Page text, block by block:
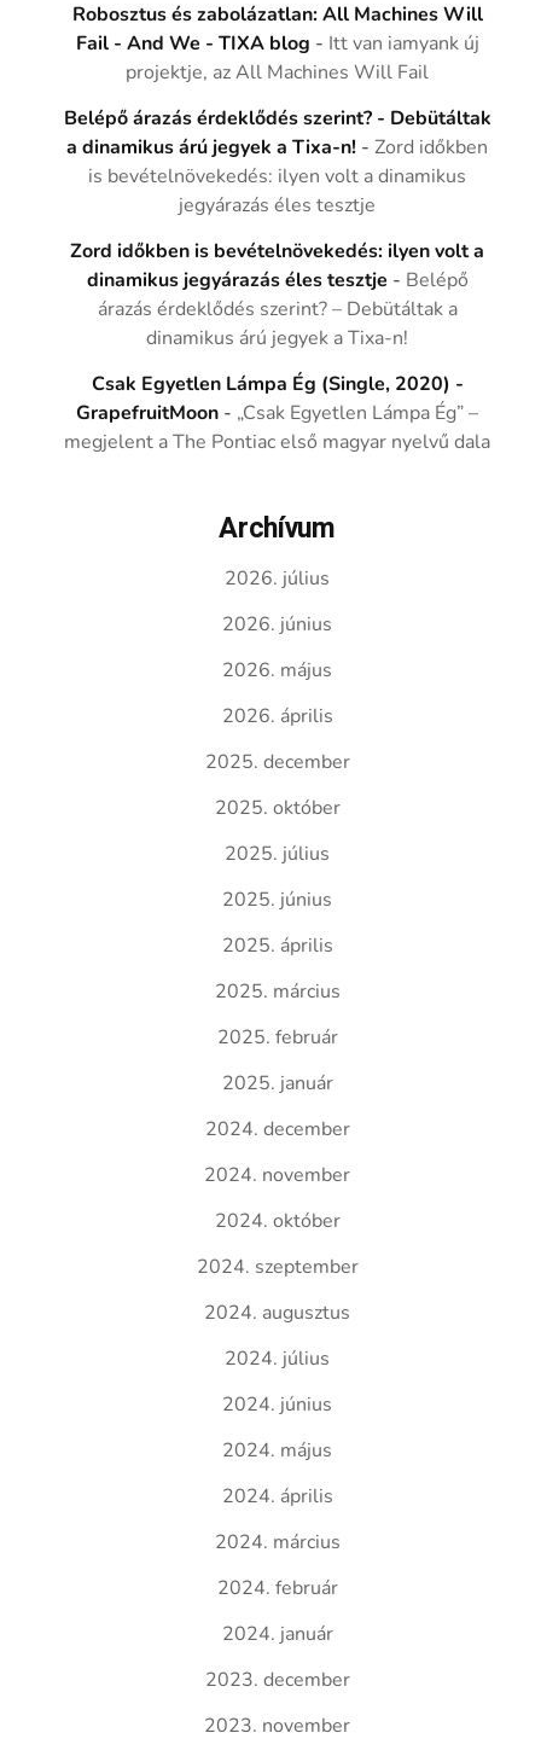
Robosztus és zabolázatlan: All Machines Will
Fail - And We - TIXA blog - Itt van iamyank új
projektje, az All Machines Will Fail
Belépő árazás érdeklődés szerint? - Debütáltak
a dinamikus árú jegyek a Tixa-n! -Zord időkben
is bevételnövekedés: ilyen volt a dinamikus
jegyárazás éles tesztje
Zord időkben is bevételnövekedés: ilyen volt a
dinamikus jegyárazás éles tesztje - Belépő
árazás érdeklődés szerint? – Debütáltak a
dinamikus árú jegyek a Tixa-n!
Csak Egyetlen Lámpa Ég (Single, 2020) -
GrapefruitMoon - „Csak Egyetlen Lámpa Ég” –
megjelent a The Pontiac első magyar nyelvű dala
Archívum
2026. július
2026. június
2026. május
2026. április
2025. december
2025. október
2025. július
2025. június
2025. április
2025. március
2025. február
2025. január
2024. december
2024. november
2024. október
2024. szeptember
2024. augusztus
2024. július
2024. június
2024. május
2024. április
2024. március
2024. február
2024. január
2023. december
2023. november